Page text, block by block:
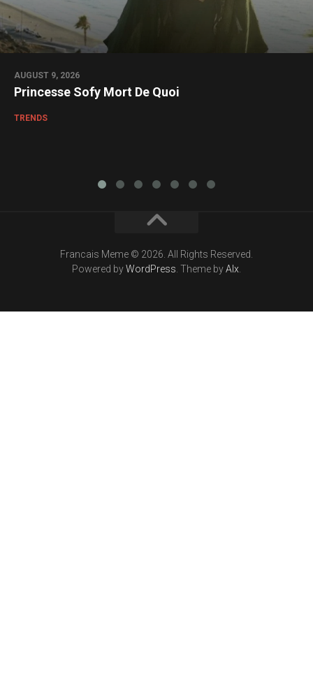
AUGUST 9, 2026
Princesse Sofy Mort De Quoi
TRENDS
Francais Meme © 2026. All Rights Reserved.
Powered byWordPress . Theme byAlx